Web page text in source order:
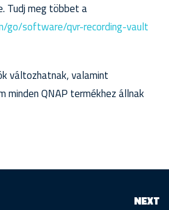
Tudj meg többet a
go/software/qvr-recording-vault
változhatnak, valamint
minden QNAP termékhez állnak
NEXT